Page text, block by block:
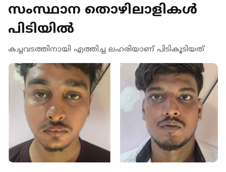
സംസ്ഥാന തൊഴിലാളികള്‍
പിടിയില്‍
കച്ചവടത്തിനായി എത്തിച്ച ലഹരിയാണ് പിടികൂടിയത്